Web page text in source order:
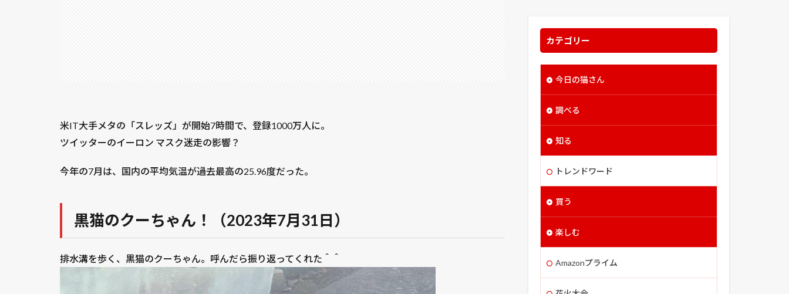
米IT大手メタの「スレッズ」が開始7時間で、登録1000万人に。
ツイッターのイーロン マスク迷走の影響？
今年の7月は、国内の平均気温が過去最高の25.96度だった。
黒猫のクーちゃん！（2023年7月31日）
排水溝を歩く、黒猫のクーちゃん。呼んだら振り返ってくれた＾＾
カテゴリー
今日の猫さん
調べる
知る
トレンドワード
買う
楽しむ
Amazonプライム